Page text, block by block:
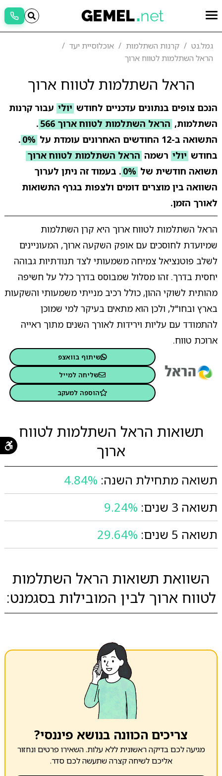
גמל.נט קרנות השתלמות
אוכלוסיית יעד
הראל השתלמות לטווח ארוך
הראל השתלמות לטווח ארוך
הנכם צופים בנתונים עדכניים לחודש יולי עבור קרנות
השתלמות, הראל השתלמות לטווח ארוך 566
.
התשואה ב-12 החודשים האחרונים עומדת על
0%
.
בחודש יולי רשמה הראל השתלמות לטווח ארוך
תשואה חודשית של 0% . בעמוד זה ניתן לערוך
השוואה בין מוצרים דומים ולצפות בגרף התשואות
לאורך הזמן.
הראל השתלמות לטווח ארוך היא קרן השתלמות
שמיועדת לחוסכים עם אופק השקעה ארוך, המעוניינים
לשלב פוטנציאל צמיחה משמעותי לצד תנודתיות גבוהה
יחסית בדרך. זהו מסלול שמבוסס בדרך כלל על חשיפה
מהותית לשוקי ההון, כולל רכיב מנייתי משמעותי והשקעות
בארץ ובחו"ל, ולכן הוא מתאים בעיקר למי שמוכן
להתמודד עם עליות וירידות לאורך השנים מתוך ראייה
ארוכת טווח.
שיתוף בוואצפ
שליחה למייל
הוספה למעקב
תשואות הראל השתלמות לטווח
ארוך
תשואה מתחילת השנה: 4.84%
תשואה 3 שנים:
9.24%
תשואה 5 שנים:
29.64%
השוואת תשואות הראל השתלמות
לטווח ארוך לבין המובילות בסגמנט:
צריכים הכוונה בנושא פיננסי?
מגיעה לכם בדיקה ראשונית ללא עלות. השאירו פרטים ונחזור
אליכם לשיחה קצרה שתעשה לכם סדר.